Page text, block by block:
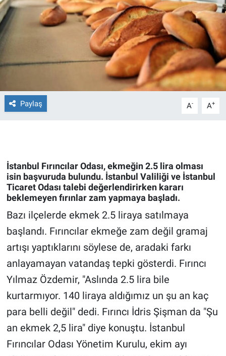
Paylaş A- A+
İstanbul Fırıncılar Odası, ekmeğin 2.5 lira olması
isin başvuruda bulundu. İstanbul Valiliği ve İstanbul
Ticaret Odası talebi değerlendirirken kararı
beklemeyen fırınlar zam yapmaya başladı.
Bazı ilçelerde ekmek 2.5 liraya satılmaya
başlandı. Fırıncılar ekmeğe zam değil gramaj
artışı yaptıklarını söylese de, aradaki farkı
anlayamayan vatandaş tepki gösterdi. Fırıncı
Yılmaz Özdemir, "Aslında 2.5 lira bile
kurtarmıyor. 140 liraya aldığımız un şu an kaç
para belli değil" dedi. Fırıncı İdris Şişman da "Şu
an ekmek 2,5 lira" diye konuştu. İstanbul
Fırıncılar Odası Yönetim Kurulu, ekim ayı
Ege'den Esintiler
Ekonomi
Gün Başlıyor
Gün Bitiyor
Gün Ortası
Gündem Özel
Günün görüntüsü
Haber
İlan
İletişim